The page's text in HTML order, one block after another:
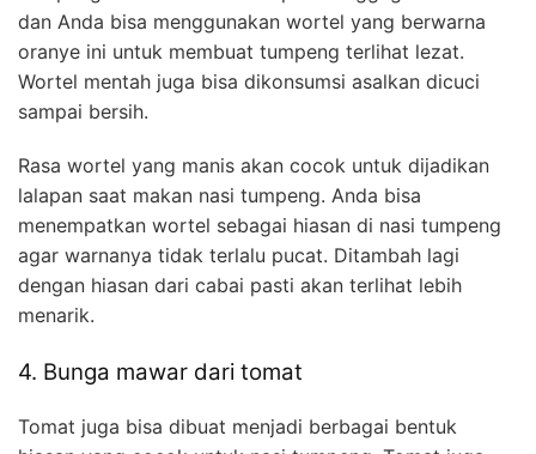
dan Anda bisa menggunakan wortel yang berwarna
oranye ini untuk membuat tumpeng terlihat lezat.
Wortel mentah juga bisa dikonsumsi asalkan dicuci
sampai bersih.
Rasa wortel yang manis akan cocok untuk dijadikan
lalapan saat makan nasi tumpeng. Anda bisa
menempatkan wortel sebagai hiasan di nasi tumpeng
agar warnanya tidak terlalu pucat. Ditambah lagi
dengan hiasan dari cabai pasti akan terlihat lebih
menarik.
4. Bunga mawar dari tomat
Tomat juga bisa dibuat menjadi berbagai bentuk